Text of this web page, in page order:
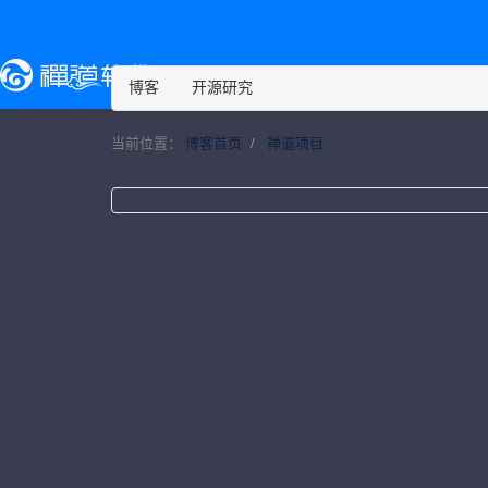
博客 开源研究
当前位置： 博客首页 禅道项目